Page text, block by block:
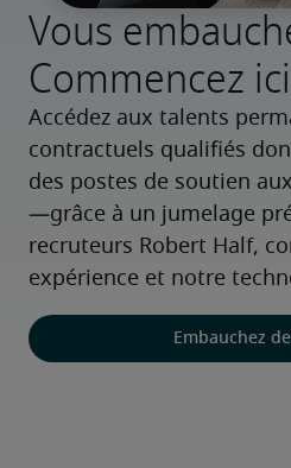
Vous
Commencez
Accédez aux talents
contractuels qualifiés
des postes de soutien
—grâce à un jumelage
recruteurs Robert Half,
expérience et notre
Embauchez